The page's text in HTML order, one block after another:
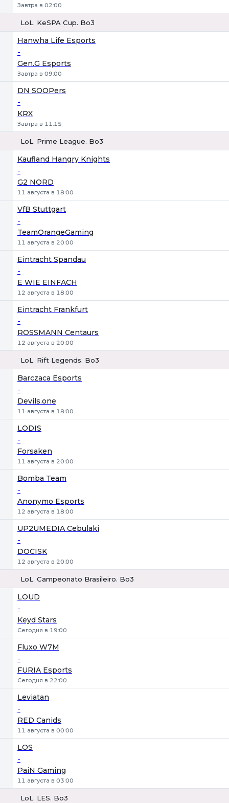
Завтра в 02:00
LoL. KeSPA Cup. Bo3
Hanwha Life Esports
-
Gen.G Esports
Завтра в 09:00
DN SOOPers
-
KRX
Завтра в 11:15
LoL. Prime League. Bo3
Kaufland Hangry Knights
-
G2 NORD
11 августа в 18:00
VfB Stuttgart
-
TeamOrangeGaming
11 августа в 20:00
Eintracht Spandau
-
E WIE EINFACH
12 августа в 18:00
Eintracht Frankfurt
-
ROSSMANN Centaurs
12 августа в 20:00
LoL. Rift Legends. Bo3
Barczaca Esports
-
Devils.one
11 августа в 18:00
LODIS
-
Forsaken
11 августа в 20:00
Bomba Team
-
Anonymo Esports
12 августа в 18:00
UP2UMEDIA Cebulaki
-
DOCISK
12 августа в 20:00
LoL. Campeonato Brasileiro. Bo3
LOUD
-
Keyd Stars
Сегодня в 19:00
Fluxo W7M
-
FURIA Esports
Сегодня в 22:00
Leviatan
-
RED Canids
11 августа в 00:00
LOS
-
PaiN Gaming
11 августа в 03:00
LoL. LES. Bo3